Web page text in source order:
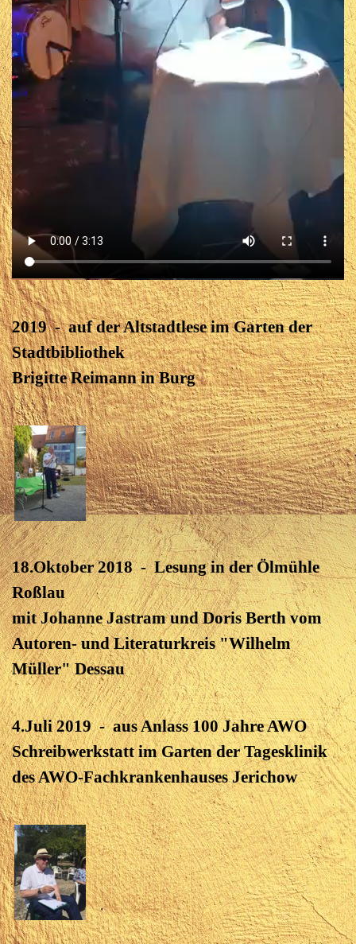
2019 - auf der Altstadtlese im Garten der
Stadtbibliothek
Brigitte Reimann in Burg
18.Oktober 2018 - Lesung in der Ölmühle
Roßlau
mit Johanne Jastram und Doris Berth vom
Autoren- und Literaturkreis "Wilhelm
Müller" Dessau
4.Juli 2019 - aus Anlass 100 Jahre AWO
Schreibwerkstatt im Garten der Tagesklinik
des AWO-Fachkrankenhauses Jerichow